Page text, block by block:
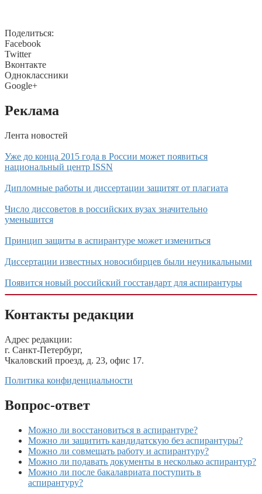
Поделиться:
Facebook
Twitter
Вконтакте
Одноклассники
Google+
Реклама
Лента новостей
Уже до конца 2015 года в России может появиться
национальный центр ISSN
Дипломные работы и диссертации защитят от плагиата
Число диссоветов в российских вузах значительно
уменьшится
Принцип защиты в аспирантуре может измениться
Диссертации известных новосибирцев были неуникальными
Появится новый российский госстандарт для аспирантуры
Контакты редакции
Адрес редакции:
г. Санкт-Петербург,
Чкаловский проезд, д. 23, офис 17.
Политика конфиденциальности
Вопрос-ответ
Можно ли восстановиться в аспирантуре?
Можно ли защитить кандидатскую без аспирантуры?
Можно ли совмещать работу и аспирантуру?
Можно ли подавать документы в несколько аспирантур?
Можно ли после бакалавриата поступить в
аспирантуру?